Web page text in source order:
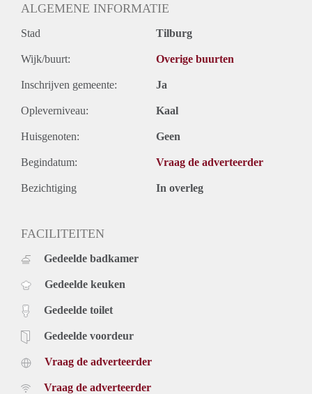
ALGEMENE INFORMATIE
Stad Tilburg
Wijk/buurt: Overige buurten
Inschrijven gemeente: Ja
Opleverniveau: Kaal
Huisgenoten: Geen
Begindatum: Vraag de adverteerder
Bezichtiging In overleg
FACILITEITEN
Gedeelde badkamer
Gedeelde keuken
Gedeelde toilet
Gedeelde voordeur
Vraag de adverteerder
Vraag de adverteerder